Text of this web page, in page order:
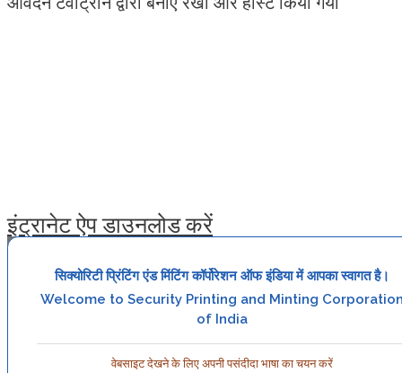
इंट्रानेट ऐप डाउनलोड करें
सिक्योरिटी प्रिंटिंग एंड मिंटिंग कॉर्पोरेशन ऑफ इंडिया में आपका स्वागत है।
Welcome to Security Printing and Minting
of India
वेबसाइट देखने के लिए अपनी पसंदीदा भाषा का चयन करें